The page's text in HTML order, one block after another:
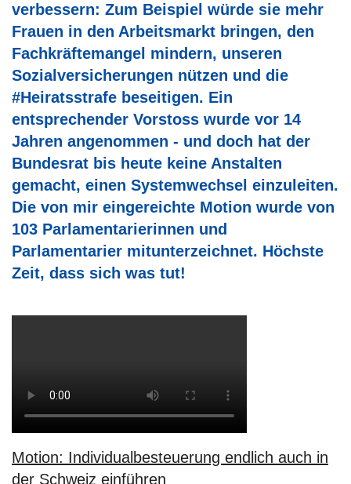
verbessern: Zum Beispiel würde sie mehr
Frauen in den Arbeitsmarkt bringen, den
Fachkräftemangel mindern, unseren
Sozialversicherungen nützen und die
#Heiratsstrafe beseitigen. Ein
entsprechender Vorstoss wurde vor 14
Jahren angenommen - und doch hat der
Bundesrat bis heute keine Anstalten
gemacht, einen Systemwechsel einzuleiten.
Die von mir eingereichte Motion wurde von
103 Parlamentarierinnen und
Parlamentarier mitunterzeichnet. Höchste
Zeit, dass sich was tut!
Motion: Individualbesteuerung endlich auch in
der Schweiz einführen